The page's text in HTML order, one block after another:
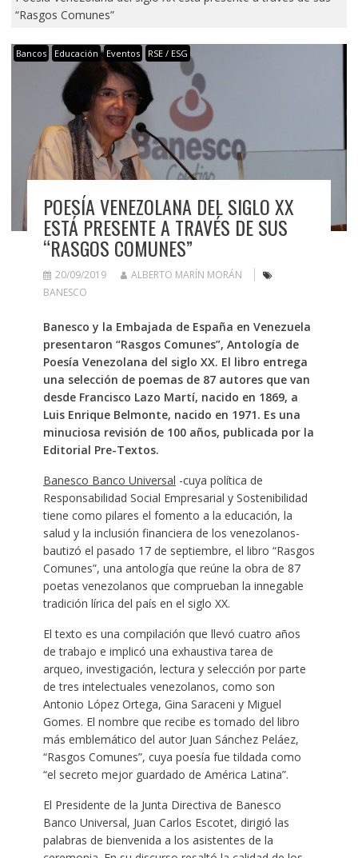
“Rasgos Comunes”
Bancos Educación Eventos RSE / ESG
POESÍA VENEZOLANA DEL SIGLO XX
ESTÁ PRESENTE A TRAVÉS DE SUS
“RASGOS COMUNES”
20/09/2019
ALBERTO MARÍN MORÁN
BANESCO
Banesco y la Embajada de España en Venezuela
presentaron “Rasgos Comunes”, Antología de
Poesía Venezolana del siglo XX. El libro entrega
una selección de poemas de 87 autores que van
desde Francisco Lazo Martí, nacido en 1869, a
Luis Enrique Belmonte, nacido en 1971. Es una
minuciosa revisión de 100 años, publicada por la
Editorial Pre-Textos.
Banesco Banco Universal -cuya política de
Responsabilidad Social Empresarial y Sostenibilidad
tiene como pilares el fomento a la educación, la
salud y la inclusión financiera de los venezolanos-
bautizó el pasado 17 de septiembre, el libro “Rasgos
Comunes”, una antología que reúne la obra de 87
poetas venezolanos que comprueban la innegable
tradición lírica del país en el siglo XX.
El texto es una compilación que llevó cuatro años
de trabajo e implicó una exhaustiva tarea de
arqueo, investigación, lectura y selección por parte
de tres intelectuales venezolanos, como son
Antonio López Ortega, Gina Saraceni y Miguel
Gomes. El nombre que recibe es tomado del libro
más emblemático del autor Juan Sánchez Peláez,
“Rasgos Comunes”, cuya poesía fue tildada como
“el secreto mejor guardado de América Latina”.
El Presidente de la Junta Directiva de Banesco
Banco Universal, Juan Carlos Escotet, dirigió las
palabras de bienvenida a los asistentes de la